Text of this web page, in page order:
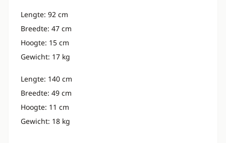
Lengte: 92 cm
Breedte: 47 cm
Hoogte: 15 cm
Gewicht: 17 kg
Lengte: 140 cm
Breedte: 49 cm
Hoogte: 11 cm
Gewicht: 18 kg